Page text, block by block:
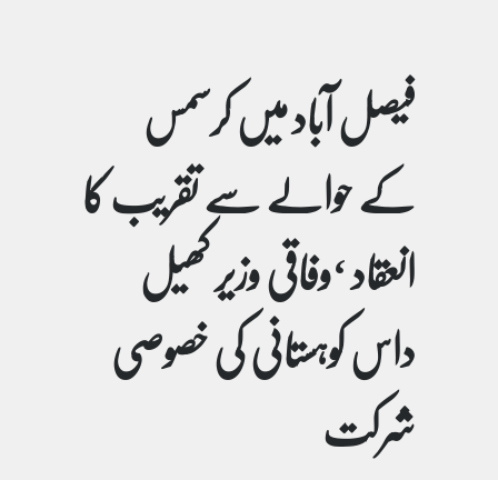
فیصل آباد میں کرسمس
کے حوالے سے تقریب کا
انعقاد ‘وفاقی وزیر کھیل
داس کوہستانی کی خصوصی
شرکت